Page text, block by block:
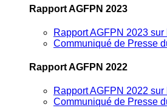
Rapport AGFPN 2023
Rapport AGFPN 2023
Communiqué de Presse
Rapport AGFPN 2022
Rapport AGFPN 2022
Communiqué de Presse